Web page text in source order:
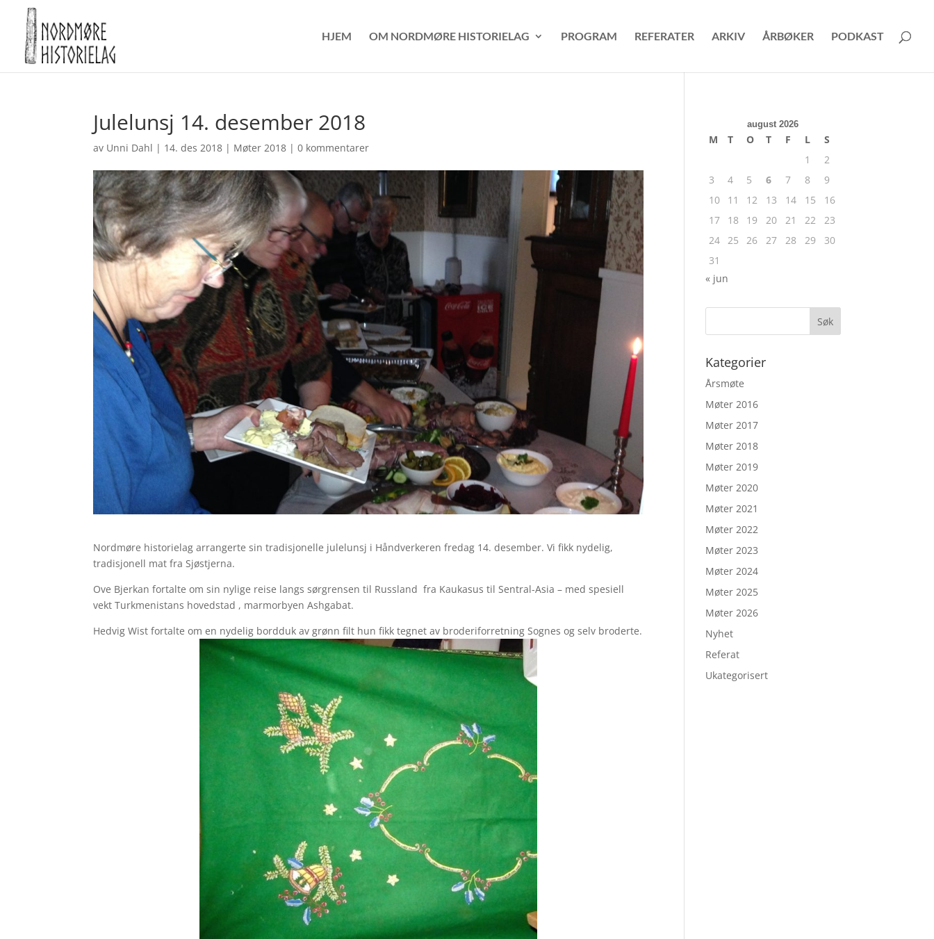
HJEM OM NORDMØRE HISTORIELAG PROGRAM REFERATER ARKIV ÅRBØKER PODKAST
Julelunsj 14. desember 2018
av Unni Dahl | 14. des 2018 | Møter 2018 |0 kommentarer
Nordmøre historielag arrangerte sin tradisjonelle julelunsj i Håndverkeren fredag 14. desember. Vi fikk nydelig,
tradisjonell mat fra Sjøstjerna.
Ove Bjerkan fortalte om sin nylige reise langs sørgrensen til Russland fra Kaukasus til Sentral-Asia – med spesiell
vekt Turkmenistans hovedstad , marmorbyen Ashgabat.
Hedvig Wist fortalte om en nydelig bordduk av grønn filt hun fikk tegnet av broderiforretning Sognes og selv broderte.
august 2026
M T O T F L
S
1
2
3
4 5 6 7 8
9
10
11 12 13 14 15
16
17
18 19 20 21 22
23
24 25 26 27 28 29
30
31
« jun
Kategorier
Årsmøte
Møter 2016
Møter 2017
Møter 2018
Møter 2019
Møter 2020
Møter 2021
Møter 2022
Møter 2023
Møter 2024
Møter 2025
Møter 2026
Nyhet
Referat
Ukategorisert